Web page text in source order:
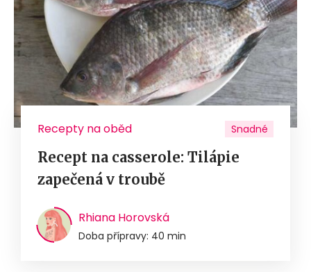
Recepty na oběd Snadné
Recept na casserole: Tilápie
zapečená v troubě
Rhiana Horovská
Doba přípravy: 40 min